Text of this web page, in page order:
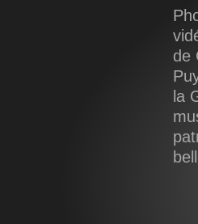
de
la